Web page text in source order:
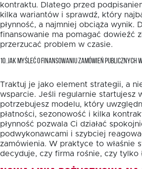
kontraktu. Dlatego przed
kilka wariantów i sprawdź, który
płynność, a najmniej obciąża wynik.
finansowanie ma pomagać dowieźć
przerzucać problem w czasie.
10. JAK MYŚLEĆ O FINANSOWANIU ZAMÓWIEŃ PUBLICZNYCH
Traktuj je jako element strategii, a
wsparcie. Jeśli regularnie startujesz
potrzebujesz modelu, który
płatności, sezonowość i kilka
płynność pozwala Ci działać
podwykonawcami i szybciej
zamówienia. W praktyce to właśnie
decyduje, czy firma rośnie, czy tylko